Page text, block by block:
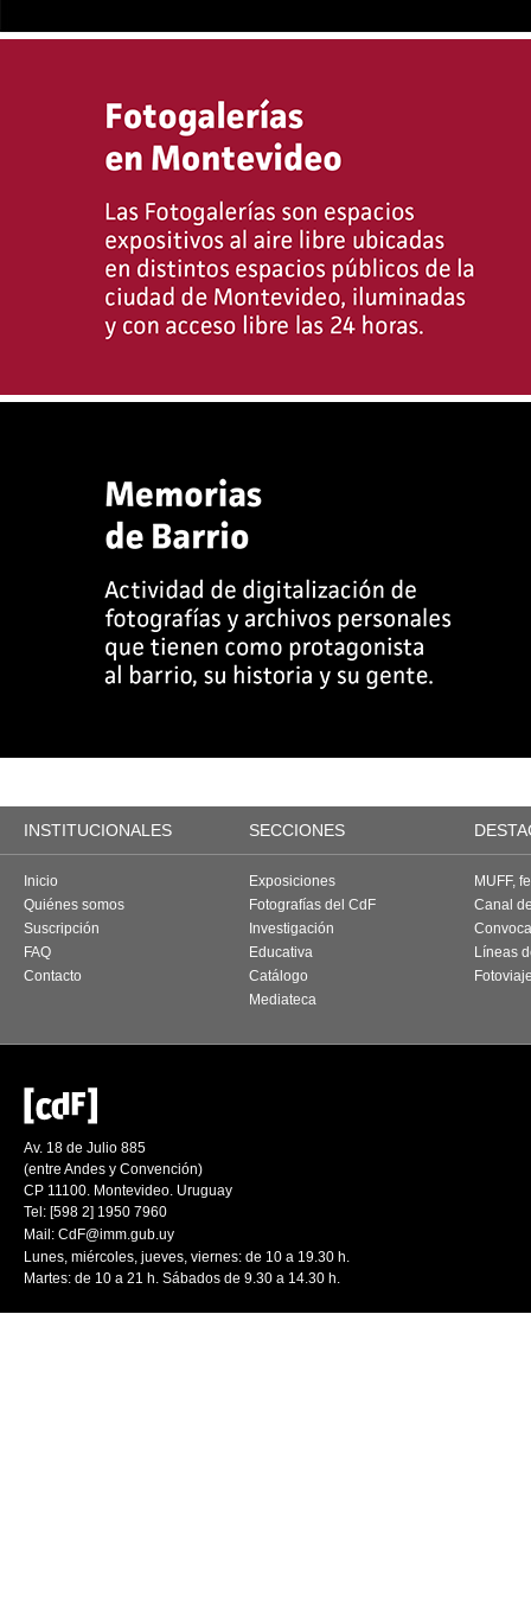
INSTITUCIONALES SECCIONES
Inicio
Quiénes somos
Suscripción
FAQ
Contacto
Exposiciones
Fotografías del CdF
Investigación
Educativa
Catálogo
Mediateca
MUFF,
Canal
Líneas
Av. 18 de Julio 885
(entre Andes y Convención)
CP 11100. Montevideo. Uruguay
Tel: [598 2] 1950 7960
Mail: CdF@imm.gub.uy
Lunes, miércoles, jueves, viernes: de 10 a 19.30 h.
Martes: de 10 a 21 h. Sábados de 9.30 a 14.30 h.